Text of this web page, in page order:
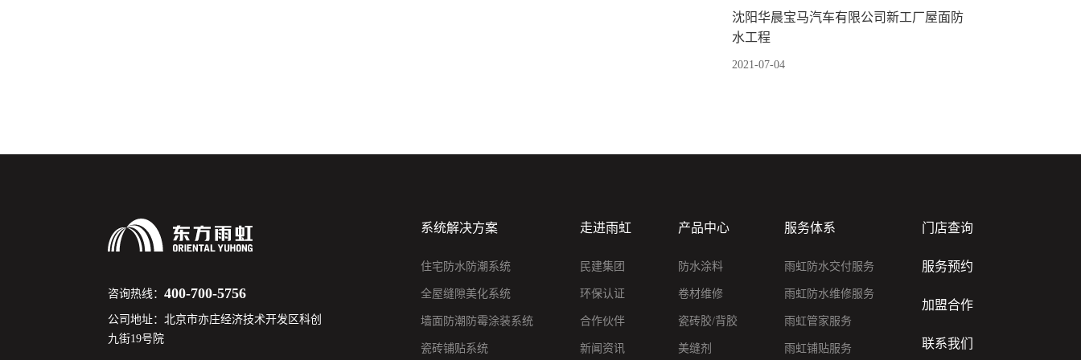
沈阳华晨宝马汽车有限公司新工厂屋面防
水工程
2021-07-04
咨询热线：400-700-5756
公司地址：北京市亦庄经济技术开发区科创
九街19号院
系统解决方案
住宅防水防潮系统
全屋缝隙美化系统
墙面防潮防霉涂装系统
瓷砖铺贴系统
走进雨虹
民建集团
环保认证
合作伙伴
新闻资讯
产品中心
防水涂料
卷材维修
瓷砖胶/背胶
美缝剂
服务体系
雨虹防水交付服务
雨虹防水维修服务
雨虹管家服务
雨虹铺贴服务
门店查询
服务预约
加盟合作
联系我们